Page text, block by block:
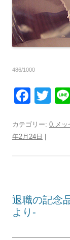
486/1000
F
c
e
o
k
T
tt
カテゴリー: 0.メッ
年2月24日
退職の記念
より-